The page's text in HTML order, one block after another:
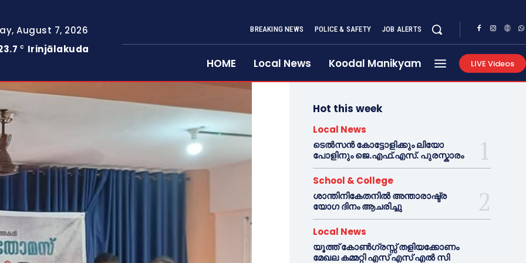
August 7, 2026
C Irinjālakuda
BREAKING NEWS POLICE & SAFETY JOB ALERTS
HOME Local News Koodal Manikyam LIVE Videos
Hot this week
Local News
ടെൽസൻ കോട്ടോളിക്കും ലിയോ
പോളിനും ജെ.എഫ്.എസ്. പുരസ്കാരം
School & College
ശാന്തിനികേതനിൽ അന്താരാഷ്ട്ര
യോഗ ദിനം ആചരിച്ചു
Local News
യൂത്ത് കോൺഗ്രസ്സ് തളിയക്കോണം
മേഖല കമ്മറ്റി എസ് എസ് എൽ സി